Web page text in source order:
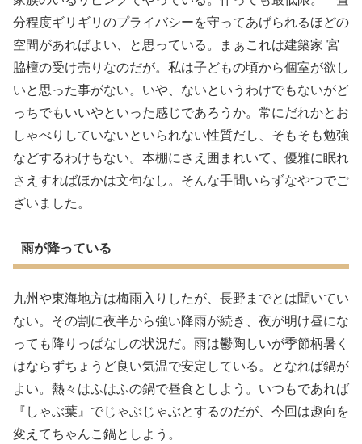
分程度ギリギリのプライバシーを守ってあげられるほどの
空間があればよい、と思っている。まぁこれは建築家 宮
脇檀の受け売りなのだが。私は子どもの頃から個室が欲し
いと思った事がない。いや、ないというわけでもないがど
っちでもいいやといった感じであろうか。常にだれかとお
しゃべりしていないといられない性質だし、そもそも勉強
などするわけもない。本棚にさえ囲まれいて、優雅に眠れ
さえすればほかは文句なし。そんな手間いらずなやつでご
ざいました。
雨が降っている
九州や東海地方は梅雨入りしたが、長野までとは聞いてい
ない。その割に夜半から強い降雨が続き、夜が明け昼にな
っても降りっぱなしの状況だ。雨は鬱陶しいが季節柄暑く
はならずちょうど良い気温で安定している。となれば鍋が
よい。熱々はふはふの鍋で昼食としよう。いつもであれば
『しゃぶ葉』でじゃぶじゃぶとするのだが、今回は趣向を
変えてちゃんこ鍋としよう。